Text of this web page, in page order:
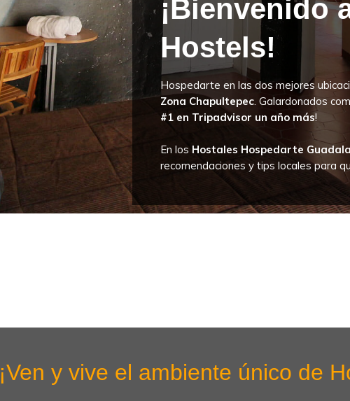
¡Bienvenido
Hostels!
Hospedarte en las dos mejores
Zona Chapultepec. Galardonados
#1 en Tripadvisor un año más!
En los Hostales Hospedarte
recomendaciones y tips locales para
¡Ven y vive el ambiente único de